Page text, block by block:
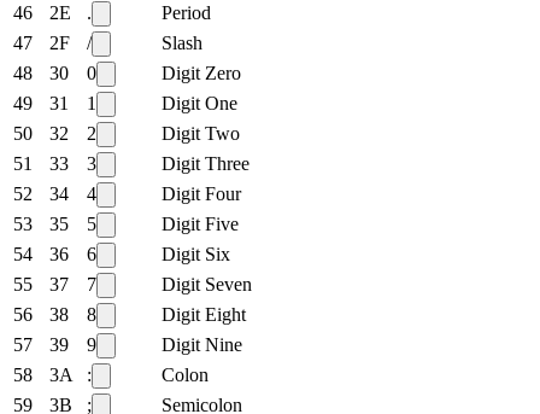
46
2E .
Period
47
2F /
Slash
48
30 0
Digit Zero
49
31 1
Digit One
50
32 2
Digit Two
51
33 3
Digit Three
52
34 4
Digit Four
53
35 5
Digit Five
54
36 6
Digit Six
55
37 7
Digit Seven
56
38 8
Digit Eight
57
39 9
Digit Nine
58
3A :
Colon
59
3B ; Semicolon